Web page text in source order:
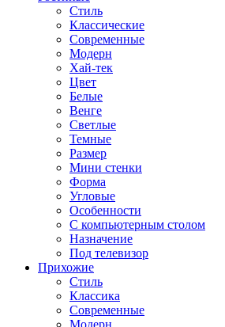
Стиль
Классические
Современные
Модерн
Хай-тек
Цвет
Белые
Венге
Светлые
Темные
Размер
Мини стенки
Форма
Угловые
Особенности
С компьютерным столом
Назначение
Под телевизор
Прихожие
Стиль
Классика
Современные
Модерн